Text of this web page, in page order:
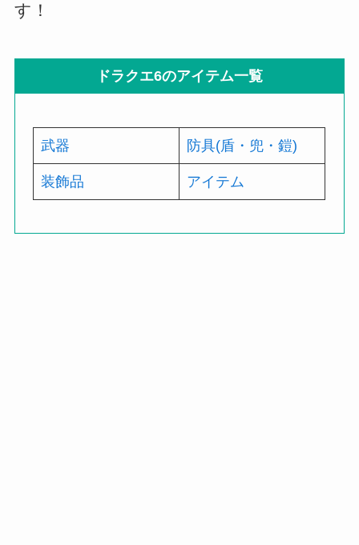
す！
ドラクエ6のアイテム一覧
武器 防具(盾・兜・鎧)
装飾品 アイテム